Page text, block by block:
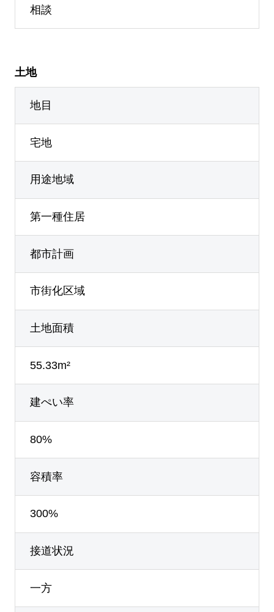
相談
土地
地目
宅地
用途地域
第一種住居
都市計画
市街化区域
土地面積
55.33m²
建ぺい率
80%
容積率
300%
接道状況
一方